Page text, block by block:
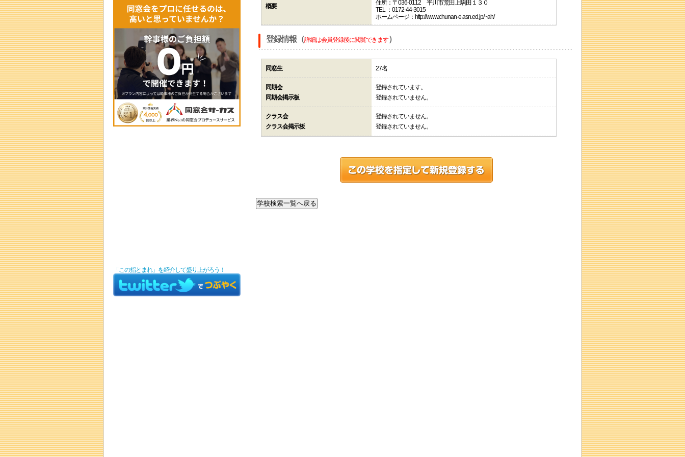
概要
住所：〒036-0112 平川市荒田上駒田１３０
TEL ：0172-44-3015
ホームページ：http://www.chunan-e.asn.ed.jp/~ah/
登録情報（詳細は会員登録後に閲覧できます）
同窓生 27名
同期会
同期会掲示板
登録されています。
登録されていません。
クラス会
クラス会掲示板
登録されていません。
登録されていません。
「この指とまれ」を紹介して盛り上がろう！